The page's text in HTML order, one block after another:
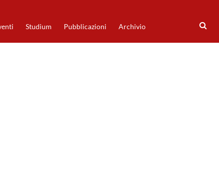
Studium Pubblicazioni Archivio